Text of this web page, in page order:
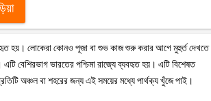
হয়। লোকেরা কোনও পূজা বা শুভ কাজ শুরু করার আগে মুহুর্ত দেখতে
বেশিরভাগ ভারতের পশ্চিমা রাজ্যে ব্যবহৃত হয়। এটি বিশেষত
অঞ্চল বা শহরের জন্য এই সময়ের মধ্যে পার্থক্য খুঁজে পাই।